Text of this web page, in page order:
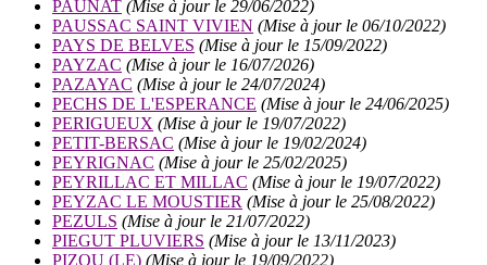
PAUNAT (Mise à jour le 29/06/2022)
PAUSSAC SAINT VIVIEN (Mise à jour le 06/10/2022)
PAYS DE BELVES (Mise à jour le 15/09/2022)
PAYZAC (Mise à jour le 16/07/2026)
PAZAYAC (Mise à jour le 24/07/2024)
PECHS DE L'ESPERANCE (Mise à jour le 24/06/2025)
PERIGUEUX (Mise à jour le 19/07/2022)
PETIT-BERSAC (Mise à jour le 19/02/2024)
PEYRIGNAC (Mise à jour le 25/02/2025)
PEYRILLAC ET MILLAC (Mise à jour le 19/07/2022)
PEYZAC LE MOUSTIER (Mise à jour le 25/08/2022)
PEZULS (Mise à jour le 21/07/2022)
PIEGUT PLUVIERS (Mise à jour le 13/11/2023)
PIZOU (LE) (Mise à jour le 19/09/2022)